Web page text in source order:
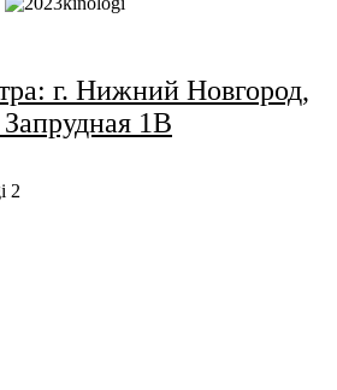
г. Нижний Новгород,
1В